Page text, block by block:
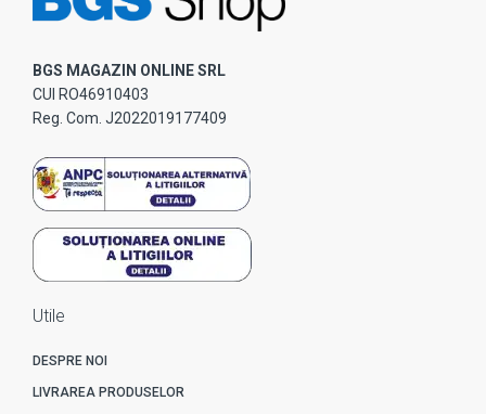
BGS MAGAZIN ONLINE SRL
CUI RO46910403
Reg. Com. J2022019177409
Utile
DESPRE NOI
LIVRAREA PRODUSELOR